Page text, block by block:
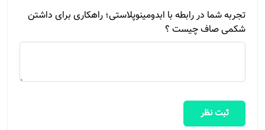
تجربه شما در رابطه با ابدومینوپلاستی؛ راهکاری برای داشتن
شکمی صاف چیست ؟
ثبت نظر